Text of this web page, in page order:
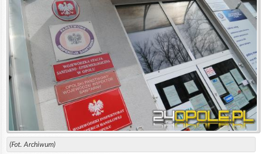
(Fot. Archiwum)